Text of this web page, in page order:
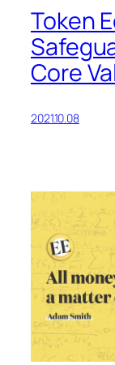
Token
Core
2021.10.08